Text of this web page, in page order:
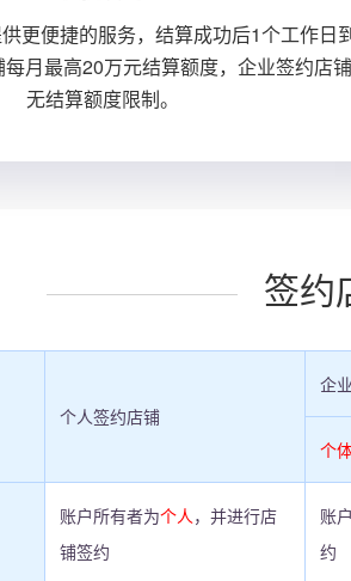
更便捷的服务，结算成功后1个工作日
月最高20万元结算额度，企业签约店铺
无结算额度限制。
签约
个人签约店铺
企
个
账户所有者为个人，并进行店
铺签约
账
约